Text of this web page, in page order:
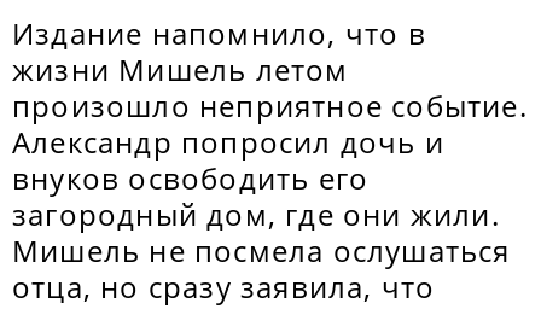
Издание напомнило, что в
жизни Мишель летом
произошло неприятное событие.
Александр попросил дочь и
внуков освободить его
загородный дом, где они жили.
Мишель не посмела ослушаться
отца, но сразу заявила, что